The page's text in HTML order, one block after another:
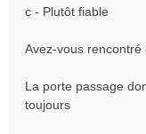
c - Plutôt fiable
Avez-vous
La porte passage
toujours